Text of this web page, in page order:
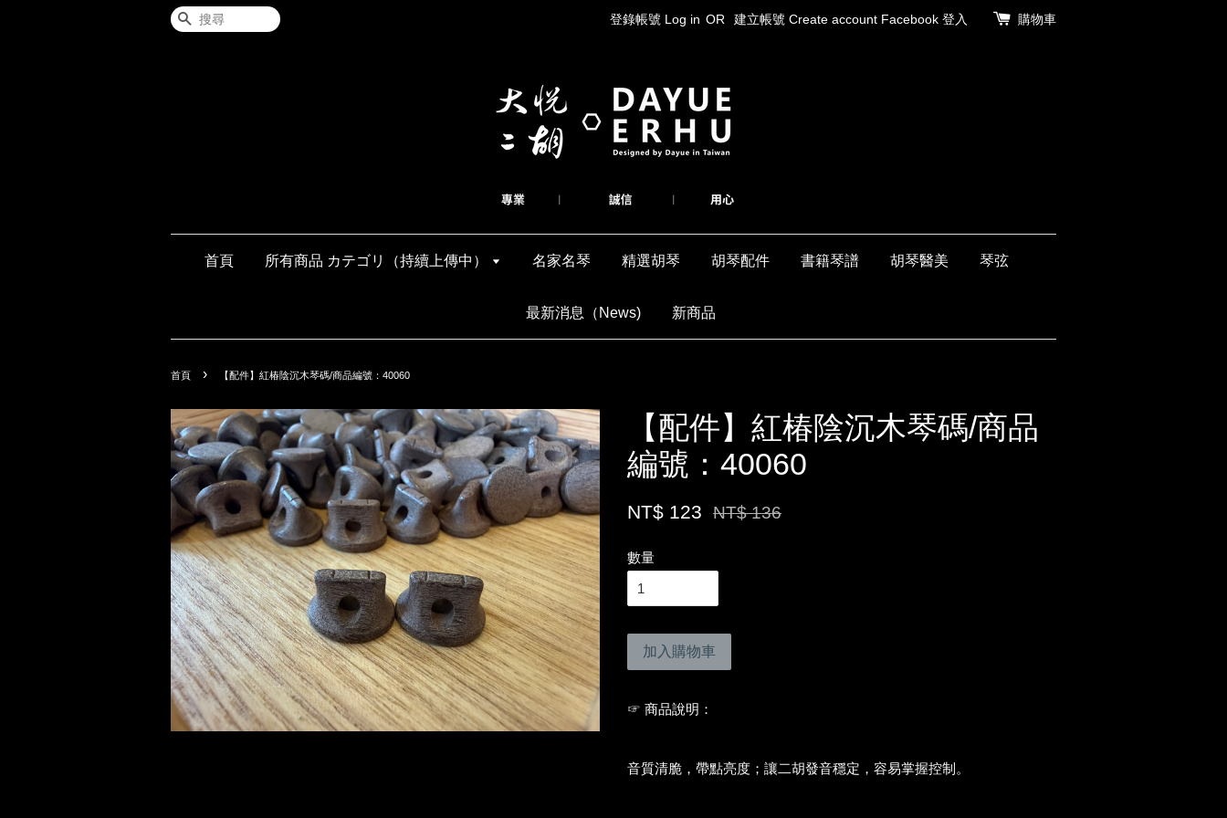
搜尋 登錄帳號 Log in OR 建立帳號 Create account Facebook 登入 購物車
首頁 所有商品 カテゴリ（持續上傳中） 名家名琴 精選胡琴 胡琴配件 書籍琴譜 胡琴醫美 琴弦
最新消息（News) 新商品
首頁 › 【配件】紅椿陰沉木琴碼/商品編號：40060
【配件】紅椿陰沉木琴碼/商品
編號：40060
NT$ 123 NT$ 136
數量
加入購物車
☞ 商品說明：
音質清脆，帶點亮度；讓二胡發音穩定，容易掌握控制。